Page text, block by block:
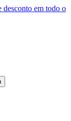
desconto em todo o